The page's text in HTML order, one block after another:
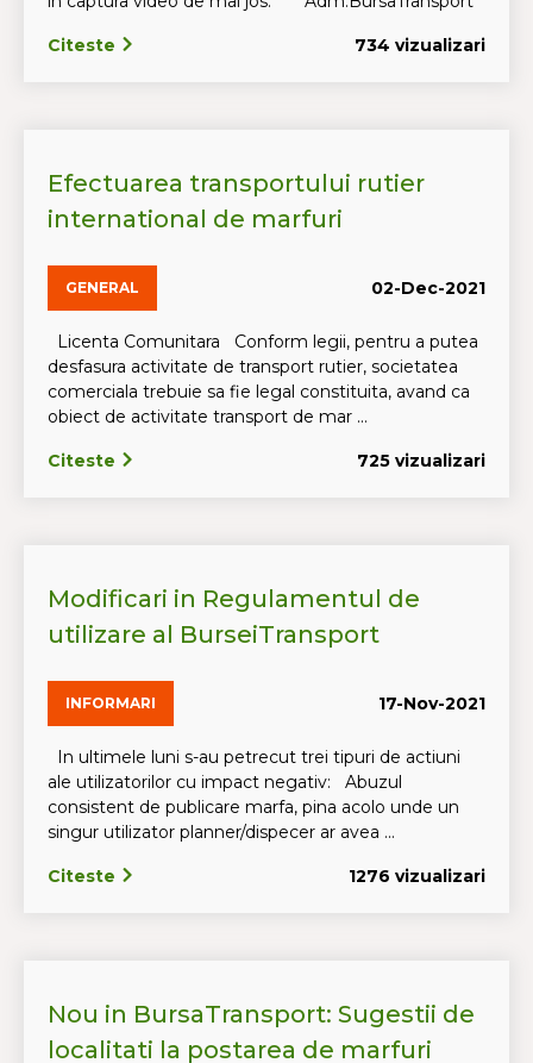
Citeste 734 vizualizari
Efectuarea transportului rutier
international de marfuri
GENERAL 02-Dec-2021
Licenta Comunitara Conform legii, pentru a putea
desfasura activitate de transport rutier, societatea
comerciala trebuie sa fie legal constituita, avand ca
obiect de activitate transport de mar ...
Citeste 725 vizualizari
Modificari in Regulamentul de
utilizare al BurseiTransport
INFORMARI 17-Nov-2021
In ultimele luni s-au petrecut trei tipuri de actiuni
ale utilizatorilor cu impact negativ: Abuzul
consistent de publicare marfa, pina acolo unde un
singur utilizator planner/dispecer ar avea ...
Citeste 1276 vizualizari
Nou in BursaTransport: Sugestii de
localitati la postarea de marfuri